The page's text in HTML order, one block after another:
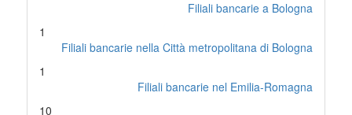
Filiali bancarie a Bologna
1
Filiali bancarie nella Città metropolitana di Bologna
1
Filiali bancarie nel Emilia-Romagna
10